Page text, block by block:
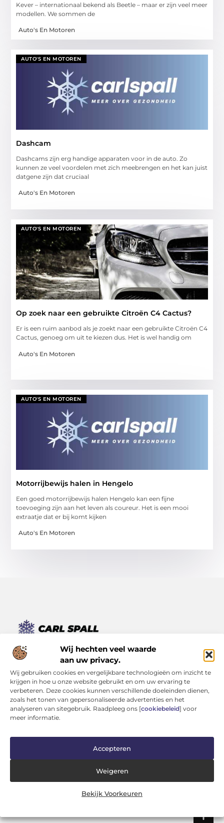
Wij hechten veel waarde
aan uw privacy.
Wij gebruiken cookies en vergelijkbare technologieën om inzicht te
krijgen in hoe u onze website gebruikt en om uw ervaring te
verbeteren. Deze cookies kunnen verschillende doeleinden dienen,
zoals het tonen van gepersonaliseerde advertenties en het
analyseren van sitegebruik. Raadpleeg ons [cookiebeleid] voor
meer informatie.
Accepteren
Weigeren
Bekijk Voorkeuren
Kever – internationaal bekend als Beetle – maar er zijn veel meer
modellen. We sommen de
Auto's En Motoren
AUTO'S EN MOTOREN
Dashcam
Dashcams zijn erg handige apparaten voor in de auto. Zo
kunnen ze veel voordelen met zich meebrengen en het kan juist
datgene zijn dat cruciaal
Auto's En Motoren
AUTO'S EN MOTOREN
Op zoek naar een gebruikte Citroën C4 Cactus?
Er is een ruim aanbod als je zoekt naar een gebruikte Citroën C4
Cactus, genoeg om uit te kiezen dus. Het is wel handig om
Auto's En Motoren
AUTO'S EN MOTOREN
Motorrijbewijs halen in Hengelo
Een goed motorrijbewijs halen Hengelo kan een fijne
toevoeging zijn aan het leven als coureur. Het is een mooi
extraatje dat er bij komt kijken
Auto's En Motoren
Van kleine momenten tot grote inzichten – lees het hier.
Ontdek een verscheidenheid aan blogs en artikelen die je
dagelijks leven verrijken, van inspirerende verhalen tot
praktische tips.
Bericht categorie
Onze informatie
Cookiebeleid (EU)